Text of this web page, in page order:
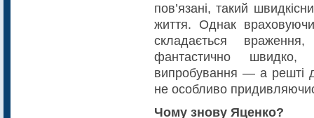
пов’язані, такий
життя. Однак враховуючи
складається
фантастично
випробування — а решті
не особливо
Чому знову Яценко?